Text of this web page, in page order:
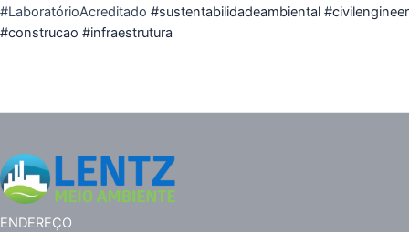
#LaboratórioAcreditado #sustentabilidadeambiental #civilengineer
#construcao #infraestrutura
ENDEREÇO